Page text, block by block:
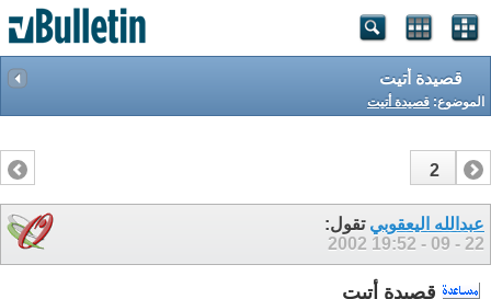
قصيدة أتيت
الموضوع: قصيدة أتيت
1
2
عبدالله اليعقوبي تقول:
22 - 09 - 2002
19:52
قصيدة أتيت